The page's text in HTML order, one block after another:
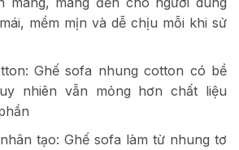
mềm mịn và dễ chịu mỗi khi sử
Ghế sofa nhung cotton có bề
nhiên vẫn mỏng hơn chất liệu
tạo: Ghế sofa làm từ nhung tơ